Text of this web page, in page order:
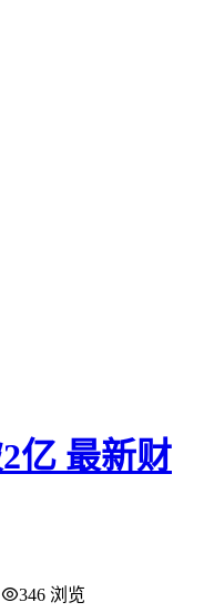
亿 最新财
346 浏览